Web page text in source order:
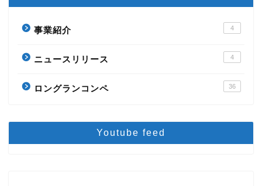
事業紹介 4
ニュースリリース 4
ロングランコンペ 36
Youtube feed